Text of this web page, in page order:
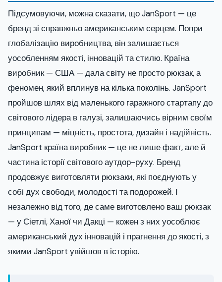
Підсумовуючи, можна сказати, що JanSport — це
бренд зі справжньо американським серцем. Попри
глобалізацію виробництва, він залишається
уособленням якості, інновацій та стилю. Країна
виробник — США — дала світу не просто рюкзак, а
феномен, який вплинув на кілька поколінь. JanSport
пройшов шлях від маленького гаражного стартапу до
світового лідера в галузі, залишаючись вірним своїм
принципам — міцність, простота, дизайн і надійність.
JanSport країна виробник — це не лише факт, але й
частина історії світового аутдор-руху. Бренд
продовжує виготовляти рюкзаки, які поєднують у
собі дух свободи, молодості та подорожей. І
незалежно від того, де саме виготовлено ваш рюкзак
— у Сіетлі, Ханої чи Дакці — кожен з них уособлює
американський дух інновацій і прагнення до якості, з
якими JanSport увійшов в історію.